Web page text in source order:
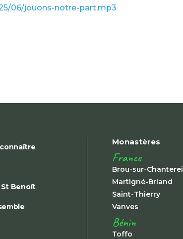
06/jouons-notre-part.mp3
St Benoît
Monastères
France
Brou-sur-
Martigné-Briand
Saint-Thierry
Vanves
Bénin
Toffo